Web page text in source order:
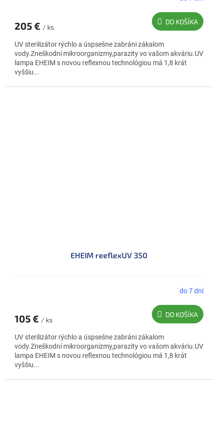
O
205 € / ks
DO KOŠÍKA
UV sterilizátor rýchlo a úspsešne zabráni zákalom
vody.Zneškodní mikroorganizmy,parazity vo vašom akváriu.UV
lampa EHEIM s novou reflexnou technológiou má 1,8 krát
vyššiu...
EHEIM reeflexUV 350
do 7 dní
105 € / ks
DO KOŠÍKA
UV sterilizátor rýchlo a úspsešne zabráni zákalom
vody.Zneškodní mikroorganizmy,parazity vo vašom akváriu.UV
lampa EHEIM s novou reflexnou technológiou má 1,8 krát
vyššiu...